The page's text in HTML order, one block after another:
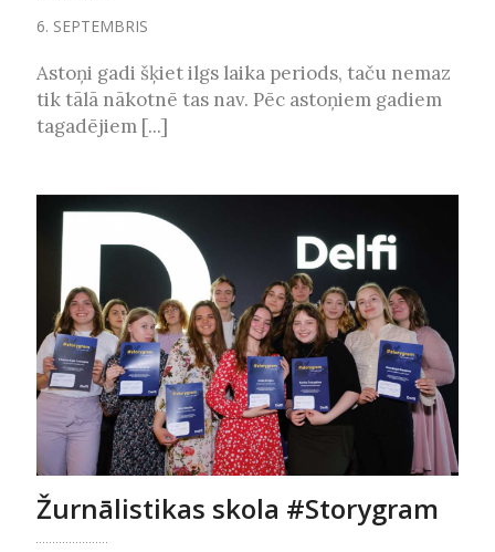
6. SEPTEMBRIS
Astoņi gadi šķiet ilgs laika periods, taču nemaz
tik tālā nākotnē tas nav. Pēc astoņiem gadiem
tagadējiem [...]
Žurnālistikas skola #Storygram